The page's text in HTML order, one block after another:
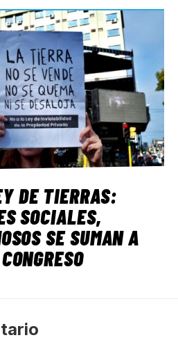
DE TIERRAS:
SOCIALES,
SE SUMAN A